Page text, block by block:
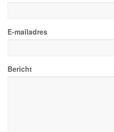
E-mailadres
Bericht